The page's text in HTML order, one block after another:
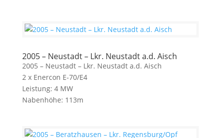
2005 – Neustadt – Lkr. Neustadt a.d. Aisch
2005 – Neustadt – Lkr. Neustadt a.d. Aisch
2 x Enercon E-70/E4
Leistung: 4 MW
Nabenhöhe: 113m